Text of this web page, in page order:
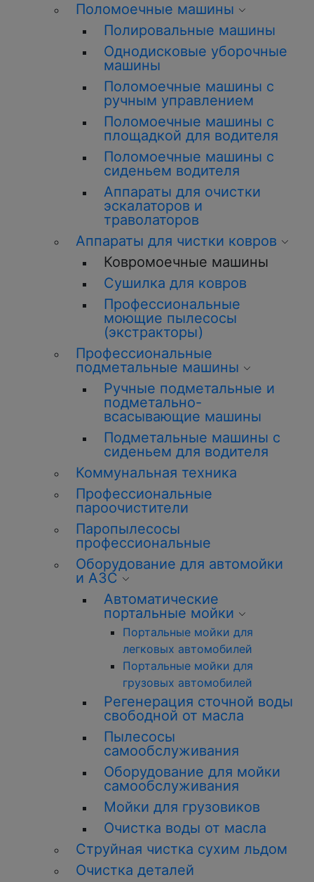
Поломоечные машины
Полировальные машины
Однодисковые уборочные
машины
Поломоечные машины с
ручным управлением
Поломоечные машины с
площадкой для водителя
Поломоечные машины с
сиденьем водителя
Аппараты для очистки
эскалаторов и
траволаторов
Аппараты для чистки ковров
Ковромоечные машины
Сушилка для ковров
Профессиональные
моющие пылесосы
(экстракторы)
Профессиональные
подметальные машины
Ручные подметальные и
подметально-
всасывающие машины
Подметальные машины с
сиденьем для водителя
Коммунальная техника
Профессиональные
пароочистители
Паропылесосы
профессиональные
Оборудование для автомойки
и АЗС
Автоматические
портальные мойки
Портальные мойки для
легковых автомобилей
Портальные мойки для
грузовых автомобилей
Регенерация сточной воды
свободной от масла
Пылесосы
самообслуживания
Оборудование для мойки
самообслуживания
Мойки для грузовиков
Очистка воды от масла
Струйная чистка сухим льдом
Очистка деталей